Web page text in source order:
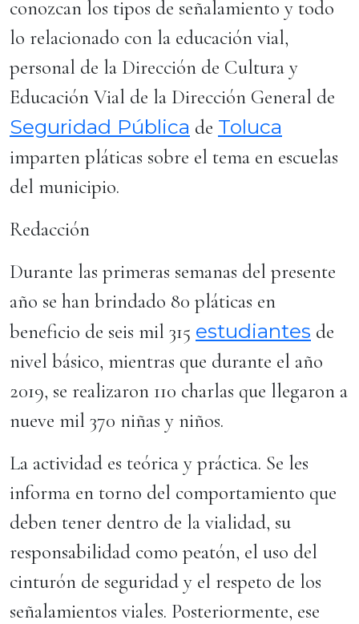
conozcan los tipos de señalamiento y todo
lo relacionado con la educación vial,
personal de la Dirección de Cultura y
Educación Vial de la Dirección General de
Seguridad Pública de Toluca
imparten pláticas sobre el tema en escuelas
del municipio.
Redacción
Durante las primeras semanas del presente
año se han brindado 80 pláticas en
beneficio de seis mil 315 estudiantes de
nivel básico, mientras que durante el año
2019, se realizaron 110 charlas que llegaron a
nueve mil 370 niñas y niños.
La actividad es teórica y práctica. Se les
informa en torno del comportamiento que
deben tener dentro de la vialidad, su
responsabilidad como peatón, el uso del
cinturón de seguridad y el respeto de los
señalamientos viales. Posteriormente, ese